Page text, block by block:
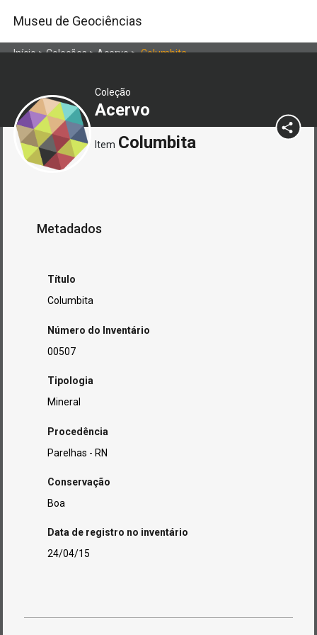
Museu de Geociências
Início>Coleções>Acervo>Columbita
Coleção
Acervo
Item Columbita
Metadados
Título
Columbita
Número do Inventário
00507
Tipologia
Mineral
Procedência
Parelhas - RN
Conservação
Boa
Data de registro no inventário
24/04/15